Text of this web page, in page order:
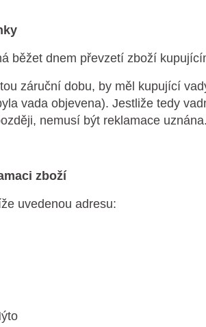
běžet dnem převzetí zboží
záruční dobu, by měl kupující
vada objevena). Jestliže tedy
nemusí být reklamace uznána.
zboží
uvedenou adresu: